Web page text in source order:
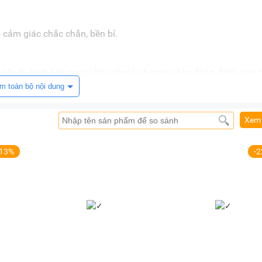
giác chắc chắn, bền bỉ.
pha trộn giữa sữa và cà phê tùy theo lựa chọn của người
bằng thép và ba vòng mạch. Do đó một lúc máy có thể
Nhờ vậy mà thời gian pha chế sẽ rút ngắn nhiều lần so
thời gian xay hạt nhanh nhất có thể. Cối ép dễ dàng tháo
toàn bộ nội dung
-